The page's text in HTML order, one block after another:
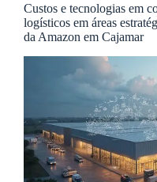
Custos e tecnologias em
logísticos em áreas
da Amazon em Cajamar